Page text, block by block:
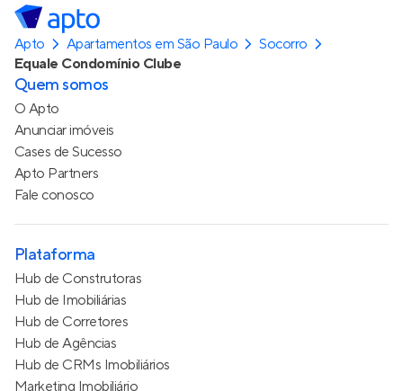
Apto Apartamentos em São Paulo
Socorro
Equale Condomínio Clube
Quem somos
O Apto
Anunciar imóveis
Cases de Sucesso
Apto Partners
Fale conosco
Plataforma
Hub de Construtoras
Hub de Imobiliárias
Hub de Corretores
Hub de Agências
Hub de CRMs Imobiliários
Marketing Imobiliário